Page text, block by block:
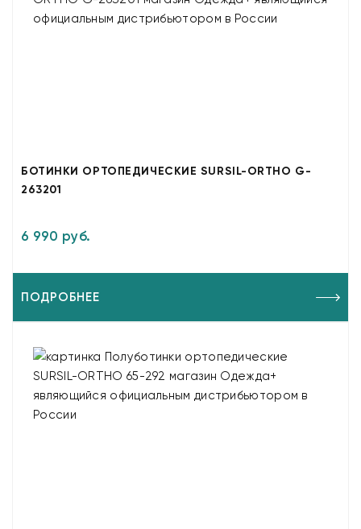
БОТИНКИ ОРТОПЕДИЧЕСКИЕ SURSIL-ORTHO G-
263201
6 990 руб.
ПОДРОБНЕЕ